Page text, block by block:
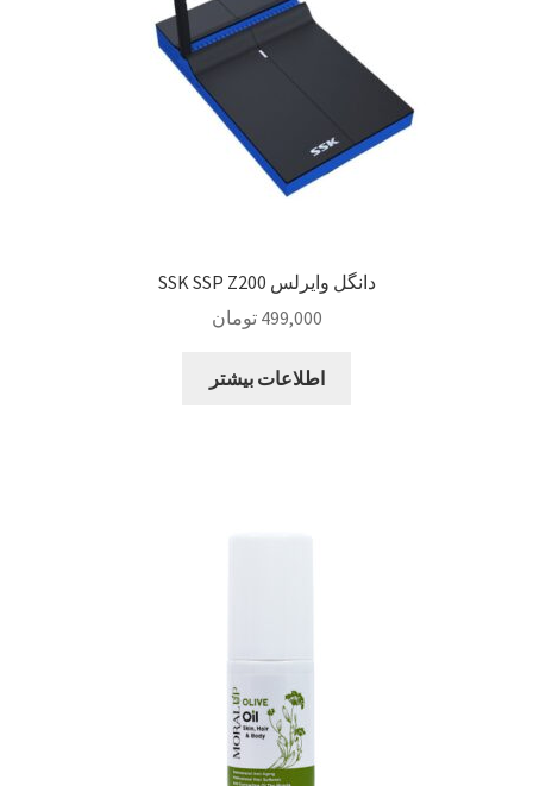
دانگل وایرلس SSK SSP Z200
499,000 تومان
اطلاعات بیشتر